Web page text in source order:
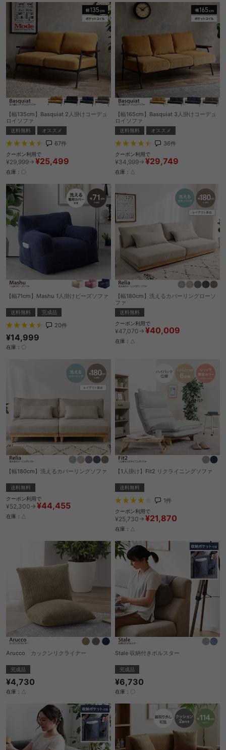
【幅135cm】Basquiat 2人掛けコーデュ
ロイソファ
送料無料 オススメ
67件
クーポン利用で
¥29,999→ ¥25,499
在庫：〇
【幅165cm】Basquiat 3人掛けコーデュ
ロイソファ
送料無料 オススメ
36件
クーポン利用で
¥34,999→ ¥29,749
在庫：△
【幅71cm】Mashu 1人掛けビーズソファ
送料無料 完成品
20件
¥14,999
在庫：〇
【幅180cm】洗えるカバーリングローソ
ファ
送料無料
クーポン利用で
¥47,070→ ¥40,009
在庫：△
【幅180cm】洗えるカバーリングソファ
送料無料
クーポン利用で
¥52,300→ ¥44,455
在庫：△
【1人掛け】Fit2 リクライニングソファ
送料無料
1件
クーポン利用で
¥25,730→ ¥21,870
在庫：△
Arucco カックンリクライナー
完成品
¥4,730
在庫：△
Stale 収納付きボルスター
完成品
¥6,730
在庫：〇